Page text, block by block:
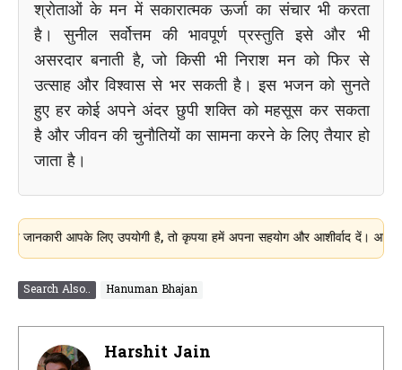
श्रोताओं के मन में सकारात्मक ऊर्जा का संचार भी करता
है। सुनील सर्वोत्तम की भावपूर्ण प्रस्तुति इसे और भी
असरदार बनाती है, जो किसी भी निराश मन को फिर से
उत्साह और विश्वास से भर सकती है। इस भजन को सुनते
हुए हर कोई अपने अंदर छुपी शक्ति को महसूस कर सकता
है और जीवन की चुनौतियों का सामना करने के लिए तैयार हो
जाता है।
आपके लिए उपयोगी है, तो कृपया हमें अपना सहयोग और आशीर्वाद दें।
Search Also.. Hanuman Bhajan
Harshit Jain